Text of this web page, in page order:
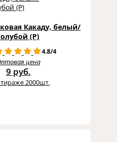
Какаду, белый/
(P)
4.8/4
цена
9 руб.
2000шт.